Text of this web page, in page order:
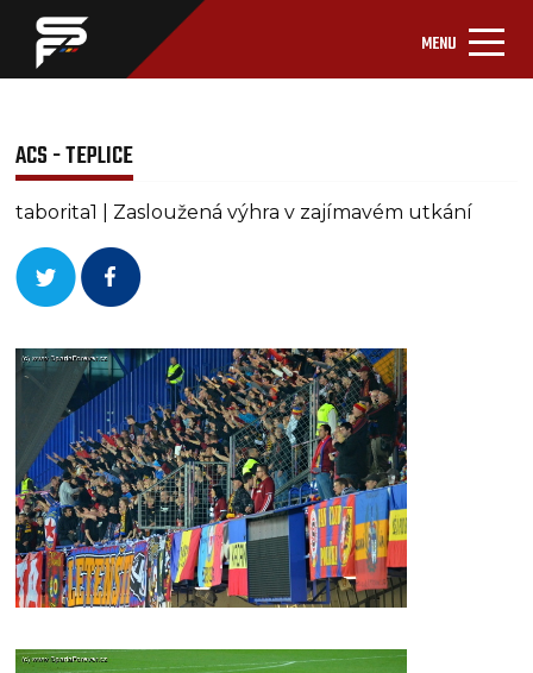
MENU
ACS - TEPLICE
taborita1 | Zasloužená výhra v zajímavém utkání